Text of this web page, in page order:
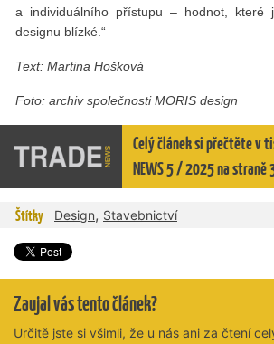
a individuálního přístupu – hodnot, které
designu blízké.“
Text: Martina Hošková
Foto: archiv společnosti MORIS design
Celý článek si přečtěte v
NEWS 5 / 2025 na straně
Štítky Design, Stavebnictví
Zaujal vás tento článek?
Určitě jste si všimli, že u nás ani za čtení